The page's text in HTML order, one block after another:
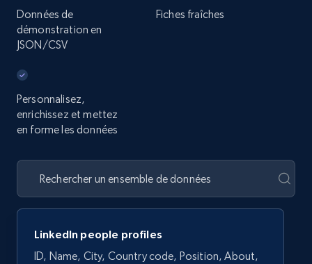
Données de
démonstration en
JSON/CSV
Fiches fraîches
Personnalisez,
enrichissez et mettez
en forme les données
LinkedIn people profiles
ID, Name, City, Country code, Position, About,